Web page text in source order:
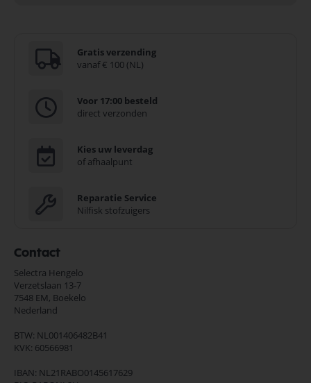
Gratis verzending
vanaf € 100 (NL)
Voor 17:00 besteld
direct verzonden
Kies uw leverdag
of afhaalpunt
Reparatie Service
Nilfisk stofzuigers
Contact
Selectra Hengelo
Verzetslaan 13-7
7548 EM, Boekelo
Nederland
BTW: NL001406482B41
KVK: 60566981
IBAN: NL21RABO0145617629